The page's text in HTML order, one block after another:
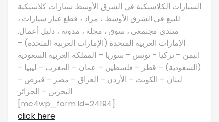
السيارات الكلاسيكية في الشرق الأوسط سيارات كلاسيكية
للبيع في الشرق الأوسط ، مزاد ، قطع غيار سيارات ،
منتدى مجتمعي ، سوق ، مجلة ، مدونة ، دليل أعمال.
الإمارات العربية المتحدة (الإمارات العربية المتحدة) –
اليمن – تركيا – تونس – سوريا – المملكة العربية السعودية
(السعودية) – قطر – فلسطين – عمان – المغرب – ليبيا –
لبنان – الكويت – الأردن – العراق – مصر – قبرص –
البحرين – الجزائر
[mc4wp_form id=24194]
click here